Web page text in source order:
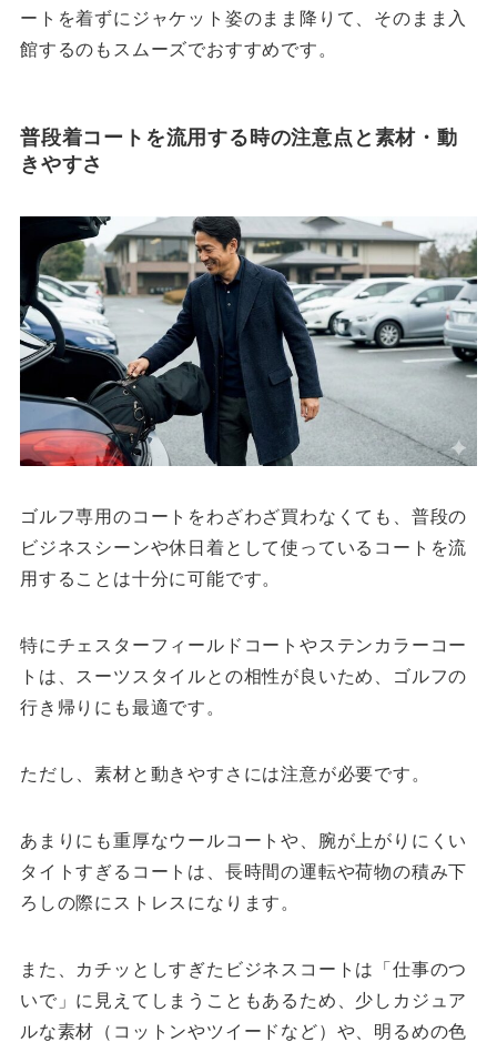
ートを着ずにジャケット姿のまま降りて、そのまま入
館するのもスムーズでおすすめです。
普段着コートを流用する時の注意点と素材・動
きやすさ
ゴルフ専用のコートをわざわざ買わなくても、普段の
ビジネスシーンや休日着として使っているコートを流
用することは十分に可能です。
特にチェスターフィールドコートやステンカラーコー
トは、スーツスタイルとの相性が良いため、ゴルフの
行き帰りにも最適です。
ただし、素材と動きやすさには注意が必要です。
あまりにも重厚なウールコートや、腕が上がりにくい
タイトすぎるコートは、長時間の運転や荷物の積み下
ろしの際にストレスになります。
また、カチッとしすぎたビジネスコートは「仕事のつ
いで」に見えてしまうこともあるため、少しカジュア
ルな素材（コットンやツイードなど）や、明るめの色